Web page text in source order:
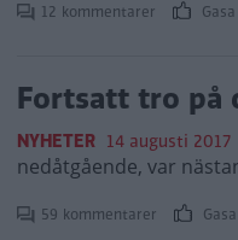
12 kommentarer
Fortsatt tro på
NYHETER 14 augusti 2017
nedåtgående, var
59 kommentarer